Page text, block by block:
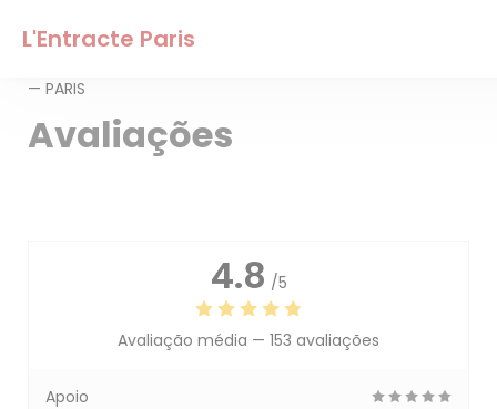
L'Entracte Paris
— PARIS
Avaliações
4.8 /5
Avaliação média — 153 avaliações
Apoio